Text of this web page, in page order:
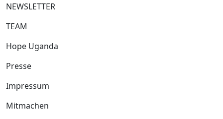
NEWSLETTER
TEAM
Hope Uganda
Presse
Impressum
Mitmachen